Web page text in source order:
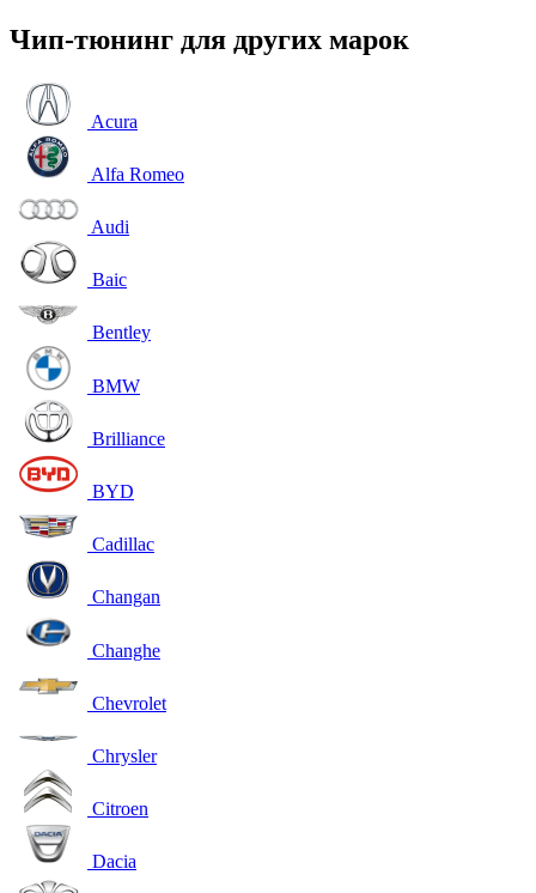
Чип-тюнинг для других марок
Acura
Alfa Romeo
Audi
Baic
Bentley
BMW
Brilliance
BYD
Cadillac
Changan
Changhe
Chevrolet
Chrysler
Citroen
Dacia